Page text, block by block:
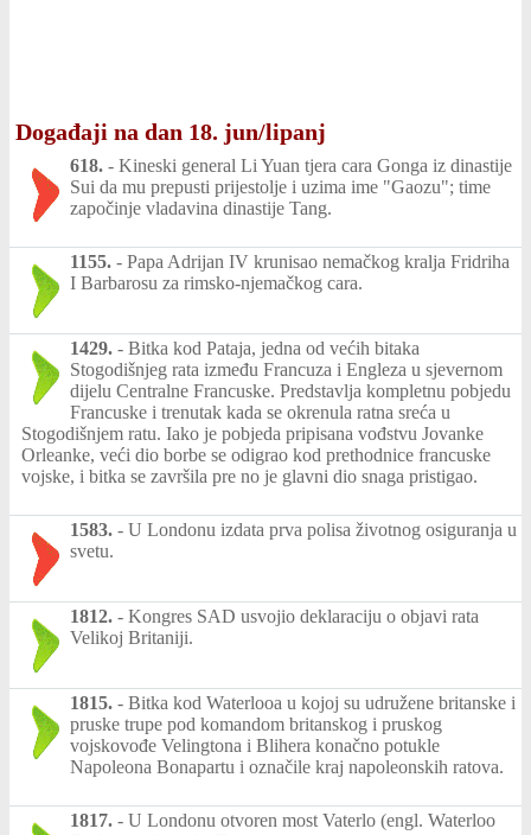
Događaji na dan 18. jun/lipanj
618. - Kineski general Li Yuan tjera cara Gonga iz dinastije
Sui da mu prepusti prijestolje i uzima ime "Gaozu"; time
započinje vladavina dinastije Tang.
1155. - Papa Adrijan IV krunisao nemačkog kralja Fridriha
I Barbarosu za rimsko-njemačkog cara.
1429. - Bitka kod Pataja, jedna od većih bitaka
Stogodišnjeg rata između Francuza i Engleza u sjevernom
dijelu Centralne Francuske. Predstavlja kompletnu pobjedu
Francuske i trenutak kada se okrenula ratna sreća u
Stogodišnjem ratu. Iako je pobjeda pripisana vođstvu Jovanke
Orleanke, veći dio borbe se odigrao kod prethodnice francuske
vojske, i bitka se završila pre no je glavni dio snaga pristigao.
1583. - U Londonu izdata prva polisa životnog osiguranja u
svetu.
1812. - Kongres SAD usvojio deklaraciju o objavi rata
Velikoj Britaniji.
1815. - Bitka kod Waterlooa u kojoj su udružene britanske i
pruske trupe pod komandom britanskog i pruskog
vojskovođe Velingtona i Blihera konačno potukle
Napoleona Bonapartu i označile kraj napoleonskih ratova.
1817. - U Londonu otvoren most Vaterlo (engl. Waterloo